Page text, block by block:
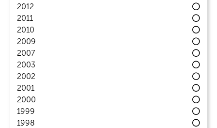
2012
2011
2010
2009
2007
2003
2002
2001
2000
1999
1998